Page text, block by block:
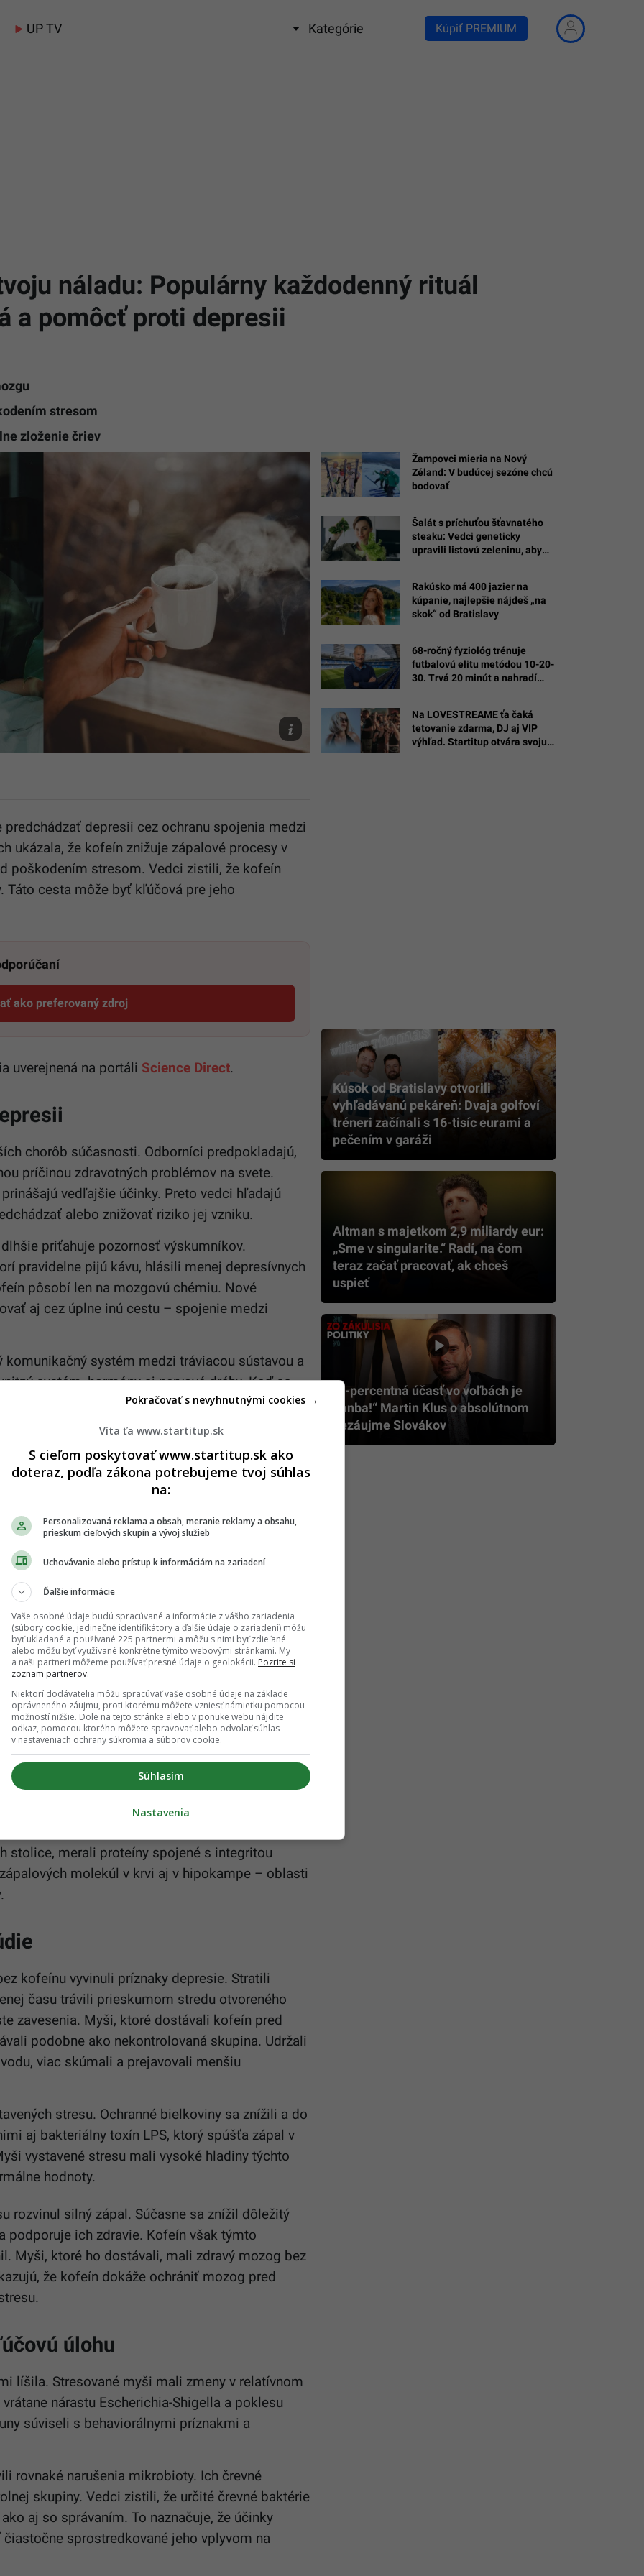
UP TV Kategórie Kúpiť PREMIUM
náladu: Populárny každodenný rituál
a pomôcť proti depresii
stresom
zloženie čriev
Ilustračné
foto
Riyanto/Clay
Banks
predchádzať depresii cez ochranu spojenia medzi
ukázala, že kofeín znižuje zápalové procesy v
poškodením stresom. Vedci zistili, že kofeín
Táto cesta môže byť kľúčová pre jeho
ako preferovaný zdroj
Startitup, odkaz sa otvorí v novom okne
uverejnená na portáli Science Direct.
chorôb súčasnosti. Odborníci predpokladajú,
príčinou zdravotných problémov na svete.
vedľajšie účinky. Preto vedci hľadajú
alebo znižovať riziko jej vzniku.
priťahuje pozornosť výskumníkov.
pravidelne pijú kávu, hlásili menej depresívnych
pôsobí len na mozgovú chémiu. Nové
aj cez úplne inú cestu – spojenie medzi
systém medzi tráviacou sústavou a
systém, hormóny aj nervové dráhy. Keď sa
náladu a správanie. Často sa to deje cez
až do mozgu.
kofeínu
University sa rozhodli preskúmať, či kofeín
osi črevo-mozog. Použili osvedčený
ktorý vystavuje myši rôznym stresovým
nedostatok jedla, vystavenie chladu,
skupina slúžila ako kontrola a nebola vystavená
stresom bez liečby. Tretia skupina dostávala
rovnakým stresorom. Kofeín podávali na
priame povzbudzujúce účinky na
troch testov. Test preferencie sacharózy
zažívať radosť. Test zavesenia za chvost posúdil
zmeral úroveň úzkosti. Vedci tiež sledovali
zmien.
markery spojené s osou črevo-mozog. Skúmali
stolice, merali proteíny spojené s integritou
molekúl v krvi aj v hipokampe – oblasti
kofeínu vyvinuli príznaky depresie. Stratili
času trávili prieskumom stredu otvoreného
zavesenia. Myši, ktoré dostávali kofeín pred
podobne ako nekontrolovaná skupina. Udržali
viac skúmali a prejavovali menšiu
stresu. Ochranné bielkoviny sa znížili a do
aj bakteriálny toxín LPS, ktorý spúšťa zápal v
vystavené stresu mali vysoké hladiny týchto
hodnoty.
rozvinul silný zápal. Súčasne sa znížil dôležitý
podporuje ich zdravie. Kofeín však týmto
Myši, ktoré ho dostávali, mali zdravý mozog bez
že kofeín dokáže ochrániť mozog pred
úlohu
líšila. Stresované myši mali zmeny v relatívnom
nárastu Escherichia-Shigella a poklesu
súviseli s behaviorálnymi príznakmi a
rovnaké narušenia mikrobioty. Ich črevné
skupiny. Vedci zistili, že určité črevné baktérie
aj so správaním. To naznačuje, že účinky
sprostredkované jeho vplyvom na
Žampovci mieria na Nový
Zéland: V budúcej sezóne chcú
bodovať
Šalát s príchuťou šťavnatého
steaku: Vedci geneticky
upravili listovú zeleninu, aby
Rakúsko má 400 jazier na
kúpanie, najlepšie nájdeš „na
skok“ od Bratislavy
68-ročný fyziológ trénuje
futbalovú elitu metódou 10-20-
30. Trvá 20 minút a nahradí
Na LOVESTREAME ťa čaká
tetovanie zdarma, DJ aj VIP
výhľad. Startitup otvára svoju
Kúsok od Bratislavy otvorili
vyhľadávanú pekáreň: Dvaja golfoví
tréneri začínali s 16-tisíc eurami a
pečením v garáži
Altman s majetkom 2,9 miliardy eur:
„Sme v singularite.“ Radí, na čom
teraz začať pracovať, ak chceš
uspieť
„6-percentná účasť vo voľbách je
hanba!“ Martin Klus o absolútnom
nezáujme Slovákov
Víta ťa www.startitup.sk
S cieľom poskytovať www.startitup.sk ako
doteraz, podľa zákona potrebujeme tvoj súhlas
na:
Personalizovaná reklama a obsah, meranie reklamy a obsahu,
prieskum cieľových skupín a vývoj služieb
Uchovávanie alebo prístup k informáciám na zariadení
Ďalšie informácie
Vaše osobné údaje budú spracúvané a informácie z vášho zariadenia
(súbory cookie, jedinečné identifikátory a ďalšie údaje o zariadení) môžu
byť ukladané a používané 225 partnermi a môžu s nimi byť zdieľané
alebo môžu byť využívané konkrétne týmito webovými stránkami. My
a naši partneri môžeme používať presné údaje o geolokácii. Pozrite si
zoznam partnerov.
Niektorí dodávatelia môžu spracúvať vaše osobné údaje na základe
oprávneného záujmu, proti ktorému môžete vzniesť námietku pomocou
možností nižšie. Dole na tejto stránke alebo v ponuke webu nájdite
odkaz, pomocou ktorého môžete spravovať alebo odvolať súhlas
v nastaveniach ochrany súkromia a súborov cookie.
Súhlasím
Pokračovať s nevyhnutnými cookies →
Nastavenia